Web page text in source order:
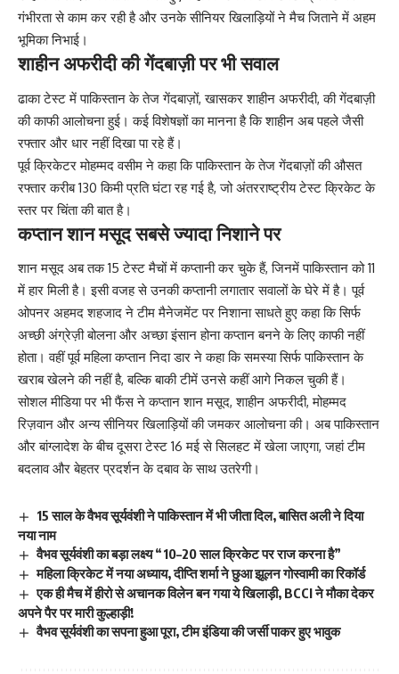
गंभीरता से काम कर रही है और उनके सीनियर खिलाड़ियों ने मैच जिताने में अहम
भूमिका निभाई।
शाहीन अफरीदी की गेंदबाज़ी पर भी सवाल
ढाका टेस्ट में पाकिस्तान के तेज गेंदबाज़ों, खासकर शाहीन अफरीदी, की गेंदबाज़ी
की काफी आलोचना हुई। कई विशेषज्ञों का मानना है कि शाहीन अब पहले जैसी
रफ्तार और धार नहीं दिखा पा रहे हैं।
पूर्व क्रिकेटर मोहम्मद वसीम ने कहा कि पाकिस्तान के तेज गेंदबाज़ों की औसत
रफ्तार करीब 130 किमी प्रति घंटा रह गई है, जो अंतरराष्ट्रीय टेस्ट क्रिकेट के
स्तर पर चिंता की बात है।
कप्तान शान मसूद सबसे ज्यादा निशाने पर
शान मसूद अब तक 15 टेस्ट मैचों में कप्तानी कर चुके हैं, जिनमें पाकिस्तान को 11
में हार मिली है। इसी वजह से उनकी कप्तानी लगातार सवालों के घेरे में है। पूर्व
ओपनर अहमद शहजाद ने टीम मैनेजमेंट पर निशाना साधते हुए कहा कि सिर्फ
अच्छी अंग्रेज़ी बोलना और अच्छा इंसान होना कप्तान बनने के लिए काफी नहीं
होता। वहीं पूर्व महिला कप्तान निदा डार ने कहा कि समस्या सिर्फ पाकिस्तान के
खराब खेलने की नहीं है, बल्कि बाकी टीमें उनसे कहीं आगे निकल चुकी हैं।
सोशल मीडिया पर भी फैंस ने कप्तान शान मसूद, शाहीन अफरीदी, मोहम्मद
रिज़वान और अन्य सीनियर खिलाड़ियों की जमकर आलोचना की। अब पाकिस्तान
और बांग्लादेश के बीच दूसरा टेस्ट 16 मई से सिलहट में खेला जाएगा, जहां टीम
बदलाव और बेहतर प्रदर्शन के दबाव के साथ उतरेगी।
15 साल के वैभव सूर्यवंशी ने पाकिस्तान में भी जीता दिल, बासित अली ने दिया
नया नाम
वैभव सूर्यवंशी का बड़ा लक्ष्य “10–20 साल क्रिकेट पर राज करना है”
महिला क्रिकेट में नया अध्याय, दीप्ति शर्मा ने छुआ झूलन गोस्वामी का रिकॉर्ड
एक ही मैच में हीरो से अचानक विलेन बन गया ये खिलाड़ी, BCCI ने मौका देकर
अपने पैर पर मारी कुल्हाड़ी!
वैभव सूर्यवंशी का सपना हुआ पूरा, टीम इंडिया की जर्सी पाकर हुए भावुक